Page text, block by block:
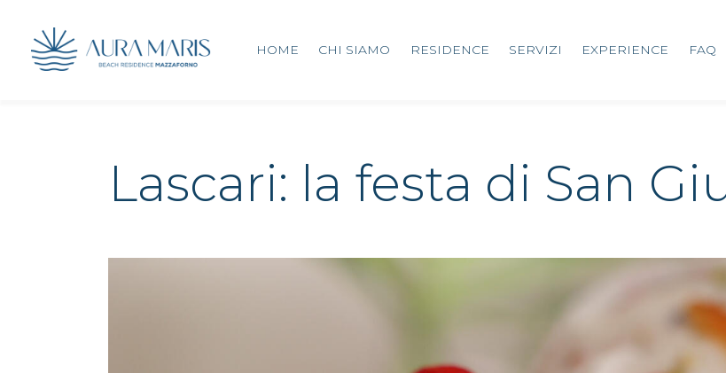
HOME CHI SIAMO RESIDENCE SERVIZI EXPERIENCE FAQ
Lascari: la festa di San